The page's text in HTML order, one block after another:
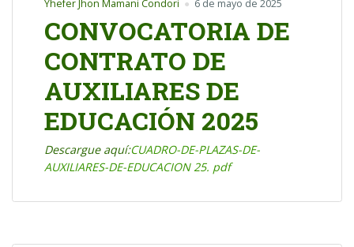
Yhefer Jhon Mamani Condori 6 de mayo de 2025
CONVOCATORIA DE
CONTRATO DE
AUXILIARES DE
EDUCACIÓN 2025
Descargue aquí:CUADRO-DE-PLAZAS-DE-
AUXILIARES-DE-EDUCACION 25. pdf